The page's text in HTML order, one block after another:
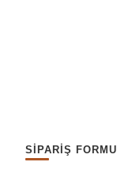
SİPARİŞ FORMU